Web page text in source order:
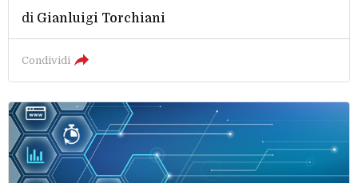
di Gianluigi Torchiani
Condividi